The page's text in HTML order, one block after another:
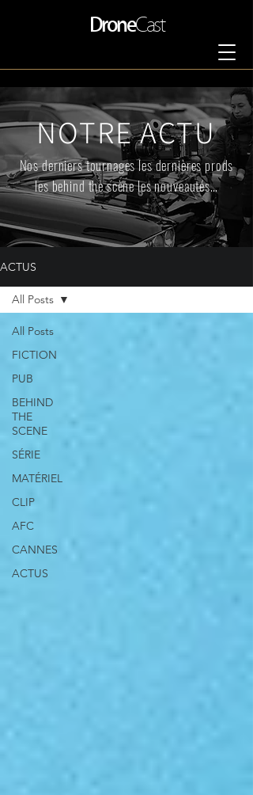
DroneCast
NOTRE ACTU
Nos derniers tournages les dernières prods
les behind the scène les nouveautés…
ACTUS
All Posts
FICTION
PUB
BEHIND
THE
SCENE
SÉRIE
MATÉRIEL
CLIP
AFC
CANNES
ACTUS
All Posts